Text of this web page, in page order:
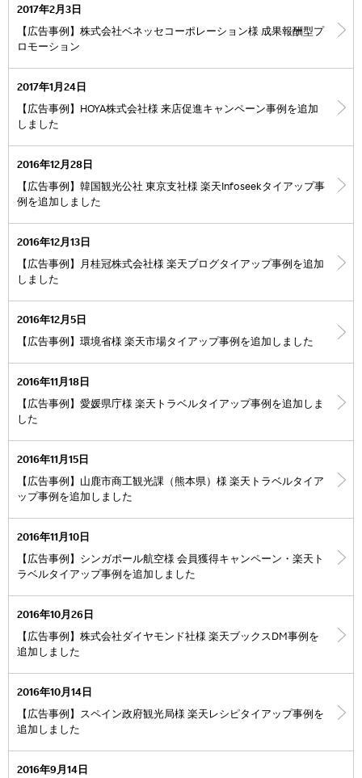
2017年2月3日
【広告事例】株式会社ベネッセコーポレーション様 成果報酬型プ
ロモーション
2017年1月24日
【広告事例】HOYA株式会社様 来店促進キャンペーン事例を追加
しました
2016年12月28日
【広告事例】韓国観光公社 東京支社様 楽天Infoseekタイアップ事
例を追加しました
2016年12月13日
【広告事例】月桂冠株式会社様 楽天ブログタイアップ事例を追加
しました
2016年12月5日
【広告事例】環境省様 楽天市場タイアップ事例を追加しました
2016年11月18日
【広告事例】愛媛県庁様 楽天トラベルタイアップ事例を追加しま
した
2016年11月15日
【広告事例】山鹿市商工観光課（熊本県）様 楽天トラベルタイア
ップ事例を追加しました
2016年11月10日
【広告事例】シンガポール航空様 会員獲得キャンペーン・楽天ト
ラベルタイアップ事例を追加しました
2016年10月26日
【広告事例】株式会社ダイヤモンド社様 楽天ブックスDM事例を
追加しました
2016年10月14日
【広告事例】スペイン政府観光局様 楽天レシピタイアップ事例を
追加しました
2016年9月14日